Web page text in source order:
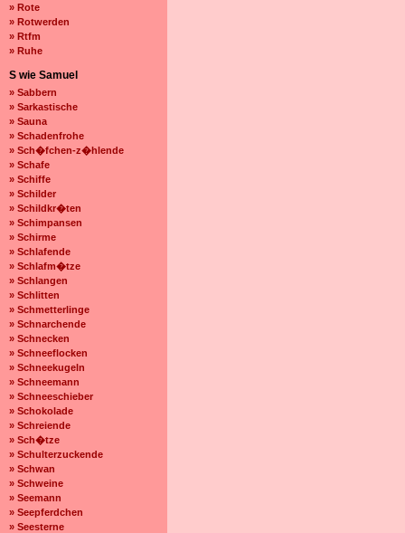
» Rote
» Rotwerden
» Rtfm
» Ruhe
S wie Samuel
» Sabbern
» Sarkastische
» Sauna
» Schadenfrohe
» Sch�fchen-z�hlende
» Schafe
» Schiffe
» Schilder
» Schildkr�ten
» Schimpansen
» Schirme
» Schlafende
» Schlafm�tze
» Schlangen
» Schlitten
» Schmetterlinge
» Schnarchende
» Schnecken
» Schneeflocken
» Schneekugeln
» Schneemann
» Schneeschieber
» Schokolade
» Schreiende
» Sch�tze
» Schulterzuckende
» Schwan
» Schweine
» Seemann
» Seepferdchen
» Seesterne